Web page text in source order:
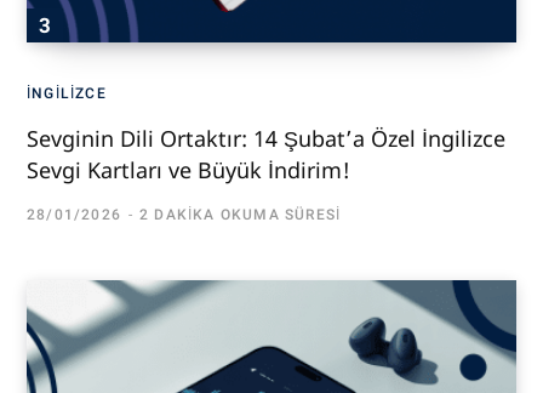
İNGILIZCE
Sevginin Dili Ortaktır: 14 Şubat’a Özel İngilizce
Sevgi Kartları ve Büyük İndirim!
28/01/2026 2 DAKIKA OKUMA SÜRESI